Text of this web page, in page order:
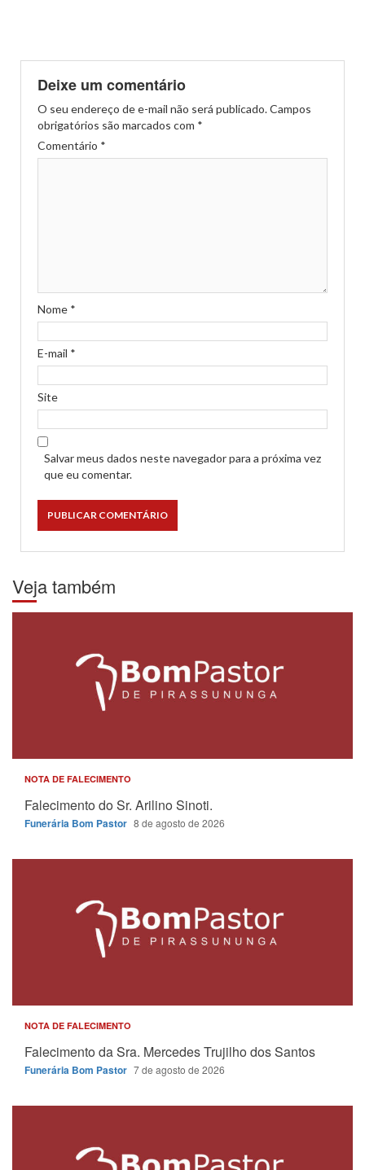
Deixe um comentário
O seu endereço de e-mail não será publicado.Campos
obrigatórios são marcados com *
Comentário *
Nome *
E-mail *
Site
Salvar meus dados neste navegador para a próxima vez
que eu comentar.
Veja também
NOTA DE FALECIMENTO
Falecimento do Sr. Arilino Sinoti.
Funerária Bom Pastor 8 de agosto de 2026
NOTA DE FALECIMENTO
Falecimento da Sra. Mercedes Trujilho dos Santos
Funerária Bom Pastor 7 de agosto de 2026